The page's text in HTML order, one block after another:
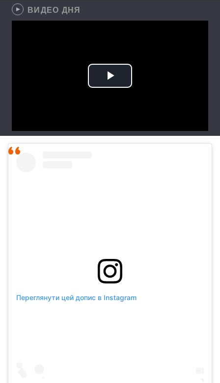
ВИДЕО ДНЯ
Переглянути цей допис в Instagram